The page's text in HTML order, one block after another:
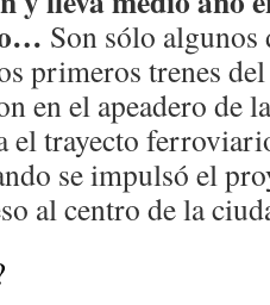
Son sólo algunos
primeros trenes del
en el apeadero de
el trayecto
se impulsó el
al centro de la